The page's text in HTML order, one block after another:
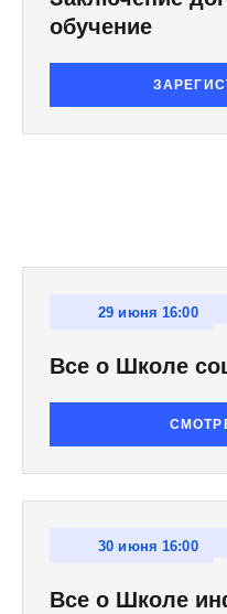
обучение
29 июня 16:00
Все о Школе
30 июня 16:00
Все о Школе